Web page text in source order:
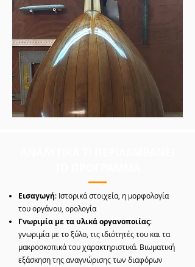
Εισαγωγή: Ιστορικά στοιχεία, η μορφολογία
του οργάνου, ορολογία
Γνωριμία με τα υλικά οργανοποιίας:
γνωριμία με το ξύλο, τις ιδιότητές του και τα
μακροσκοπικά του χαρακτηριστικά. Βιωματική
εξάσκηση της αναγνώρισης των διαφόρων